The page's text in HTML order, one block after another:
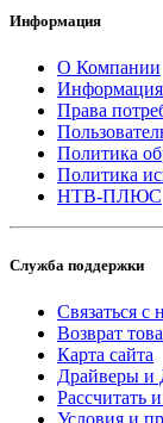
Информация
О Компании
Информация
Права
Политика
Политика
НТВ-ПЛЮС
Служба поддержки
Связаться с
Возврат
Карта сайта
Драйверы и
Рассчитать
Условия и